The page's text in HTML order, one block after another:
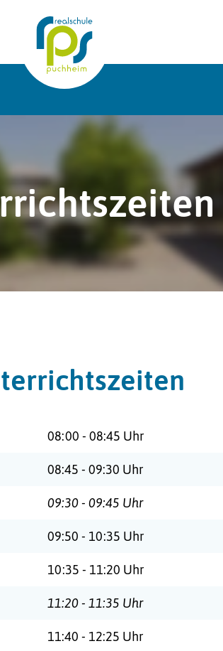
08:00 - 08:45 Uhr
08:45 - 09:30 Uhr
09:30 - 09:45 Uhr
09:50 - 10:35 Uhr
10:35 - 11:20 Uhr
11:20 - 11:35 Uhr
11:40 - 12:25 Uhr